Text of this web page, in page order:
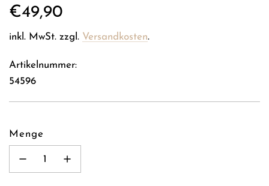
Regulärer
Preis
€49,90
inkl. MwSt. zzgl. Versandkosten.
Artikelnummer:
54596
Menge